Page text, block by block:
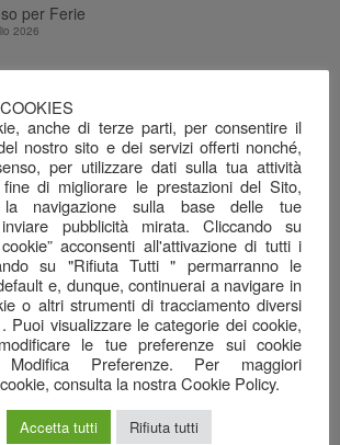
per Ferie
2026
terra e dal mare, alla tavola…
ben riuscita…
nel calice…
2026
srl
anche di terze parti, per consentire il
nostro sito e dei servizi offerti nonché,
per utilizzare dati sulla tua attività
di migliorare le prestazioni del Sito,
la navigazione sulla base delle tue
pubblicità mirata. Cliccando su
acconsenti all'attivazione di tutti i
su "Rifiuta Tutti " permarranno le
e, dunque, continuerai a navigare in
o altri strumenti di tracciamento diversi
Puoi visualizzare le categorie dei cookie,
le tue preferenze sui cookie
Preferenze. Per maggiori
consulta la nostra Cookie Policy.
Accetta tutti Rifiuta tutti